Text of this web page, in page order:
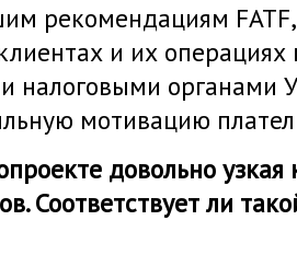
рекомендациям
и их
налоговыми органами
мотивацию
довольно
Соответствует ли